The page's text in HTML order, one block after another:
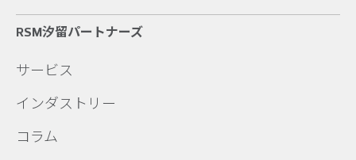
RSM汐留パートナーズ
サービス
インダストリー
コラム